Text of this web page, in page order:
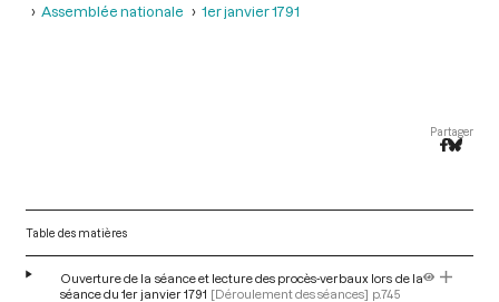
Assemblée nationale
1er janvier 1791
Partager
Table des matières
Ouverture de la séance et lecture des procès-verbaux lors de la
séance du 1er janvier 1791 [Déroulement des séances] p.745